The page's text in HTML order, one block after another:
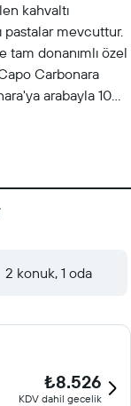
kahvaltı
pastalar mevcuttur.
tam donanımlı özel
Carbonara
arabayla 10
Otele
mevcuttur.
2 konuk, 1 oda
₺8.526
KDV dahil gecelik